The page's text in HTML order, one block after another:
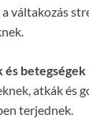
a váltakozás
betegségek
atkák és
terjednek.